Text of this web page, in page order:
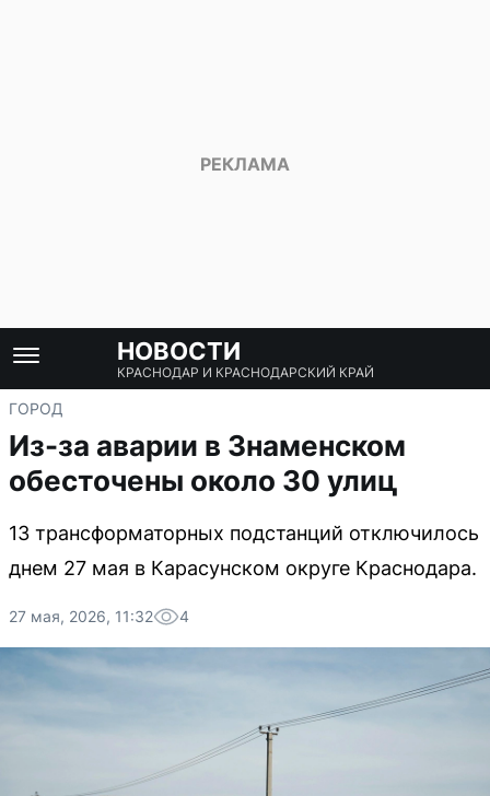
НОВОСТИ
КРАСНОДАР И КРАСНОДАРСКИЙ КРАЙ
ГОРОД
Из-за аварии в Знаменском
обесточены около 30 улиц
13 трансформаторных подстанций отключилось
днем 27 мая в Карасунском округе Краснодара.
27 мая, 2026, 11:32 4